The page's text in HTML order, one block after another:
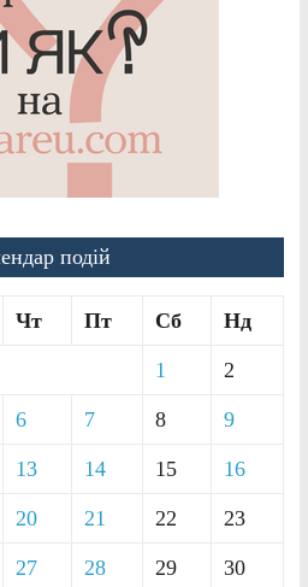
подій
Чт Пт Сб Нд
1 2
6 7 8 9
13 14 15 16
20 21 22 23
27 28 29 30